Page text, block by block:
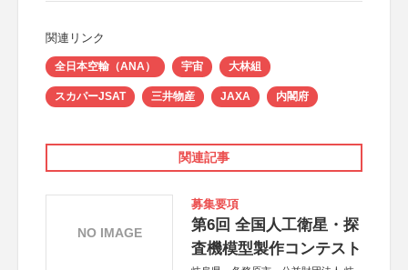
関連リンク
全日本空輸（ANA） 宇宙 大林組
スカパーJSAT 三井物産 JAXA 内閣府
関連記事
募集要項
第6回 全国人工衛星・探
査機模型製作コンテスト
NO IMAGE